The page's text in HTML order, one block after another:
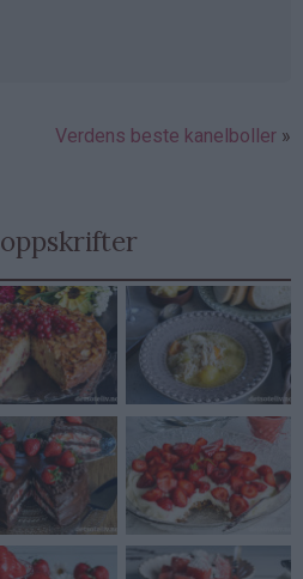
Verdens beste kanelboller